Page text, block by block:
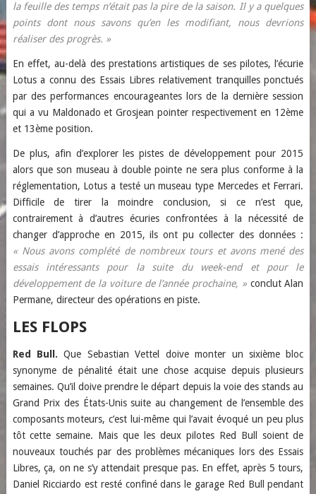
la feuille des temps n’était pas la pire de la saison. Il y a quelques
points dont nous savons qu’en les modifiant, nous devrions
réaliser des progrès. »
En effet, au-delà des prestations artistiques de ses pilotes, l’écurie
Lotus a connu des Essais Libres relativement tranquilles ponctués
par des performances encourageantes lors de la dernière session
qui a vu Maldonado et Grosjean pointer respectivement en 12ème
et 13ème position.
De plus, afin d’explorer les pistes de développement pour 2015
alors que son museau à double pointe ne sera plus conforme à la
réglementation, Lotus a testé un museau type Mercedes et Ferrari.
Difficile de tirer la moindre conclusion, si ce n’est que,
contrairement à d’autres écuries confrontées à la nécessité de
changer d’approche en 2015, ils ont pu collecter des données :
« Nous avons complété de nombreux tours et avons mené des
essais intéressants pour la suite du week-end et pour le
développement de la voiture de l’année prochaine, »conclut Alan
Permane, directeur des opérations en piste.
LES FLOPS
Red Bull. Que Sebastian Vettel doive monter un sixième bloc
synonyme de pénalité était une chose acquise depuis plusieurs
semaines. Qu’il doive prendre le départ depuis la voie des stands au
Grand Prix des États-Unis suite au changement de l’ensemble des
composants moteurs, c’est lui-même qui l’avait évoqué un peu plus
tôt cette semaine. Mais que les deux pilotes Red Bull soient de
nouveaux touchés par des problèmes mécaniques lors des Essais
Libres, ça, on ne s’y attendait presque pas. En effet, après 5 tours,
Daniel Ricciardo est resté confiné dans le garage Red Bull pendant